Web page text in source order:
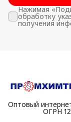
Нажимая
обработку
получения
Оптовый
⠀⠀⠀⠀⠀⠀⠀ОГРН